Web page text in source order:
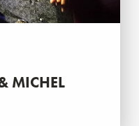
MICHEL